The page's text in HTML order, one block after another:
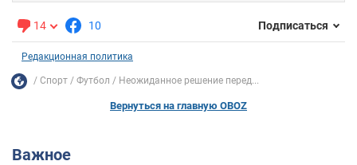
14 10 Подписаться
Редакционная политика
Спорт Футбол Неожиданное решение перед...
Вернуться на главную OBOZ
Важное